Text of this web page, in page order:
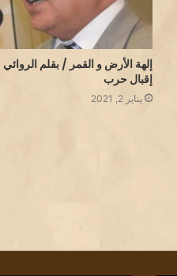
إلهة الأرض و القمر / بقلم
إقبال حرب
يناير 2, 2021